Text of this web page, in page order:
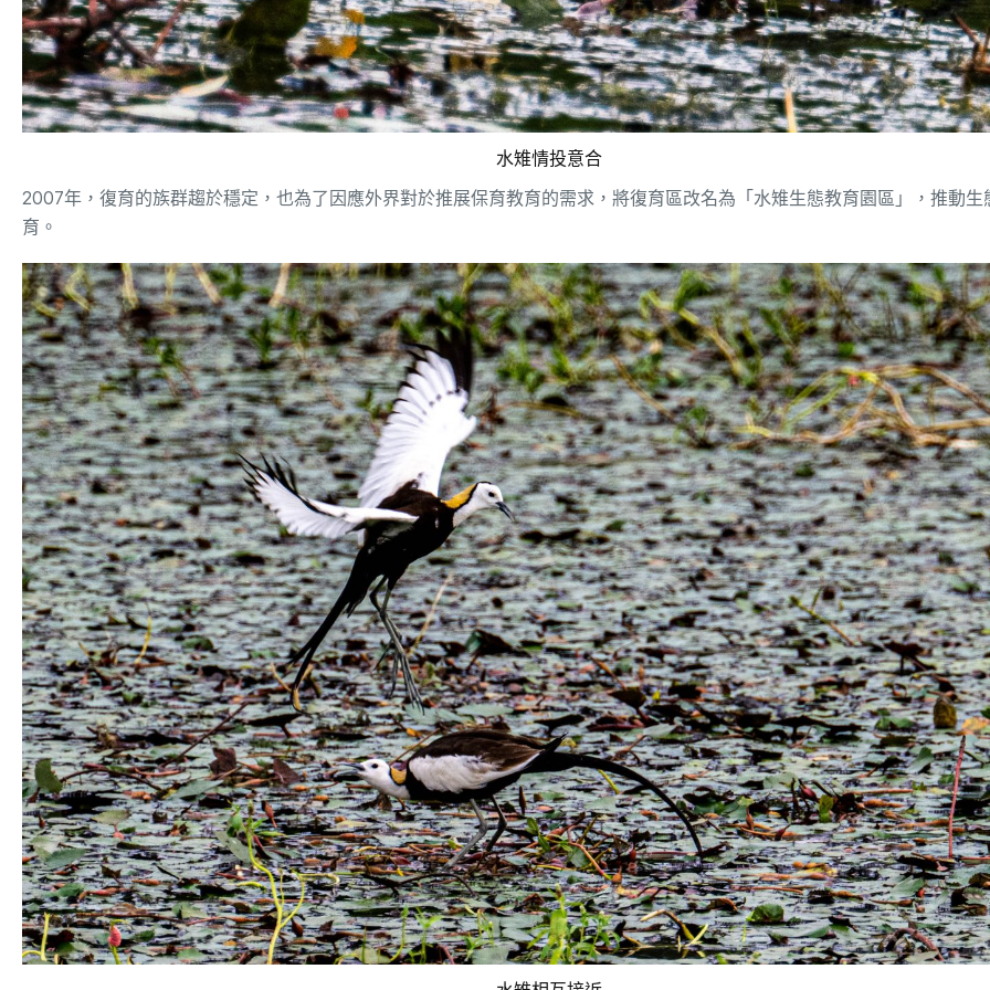
水雉情投意合
2007年，復育的族群趨於穩定，也為了因應外界對於推展保育教育的需求，將復育區改名為「水雉生態教育園區」，推動生
育。